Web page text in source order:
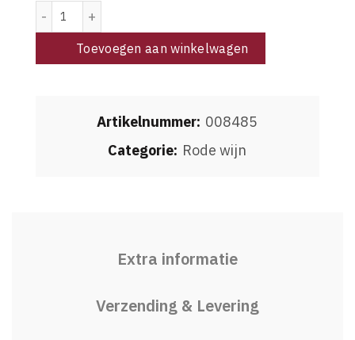
Toevoegen aan winkelwagen
Artikelnummer: 008485
Categorie: Rode wijn
Extra informatie
Verzending & Levering